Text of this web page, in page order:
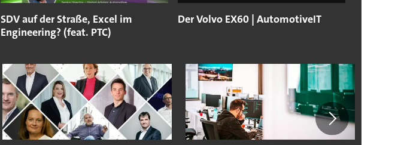
SDV auf der Straße, Excel im
Engineering? (feat. PTC)
Der Volvo EX60 | AutomotiveIT